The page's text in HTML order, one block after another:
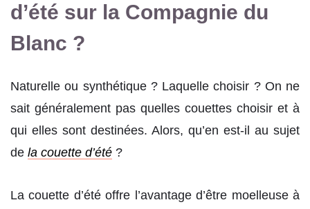
d’été sur la Compagnie du
Blanc ?
Naturelle ou synthétique ? Laquelle choisir ? On ne
sait généralement pas quelles couettes choisir et à
qui elles sont destinées. Alors, qu’en est-il au sujet
de la couette d’été ?
La couette d’été offre l’avantage d’être moelleuse à